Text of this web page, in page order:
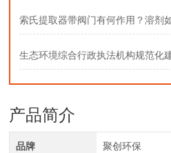
索氏提取器带阀门有何作用？溶剂
生态环境综合行政执法机构规范化
产品简介
品牌 聚创环保